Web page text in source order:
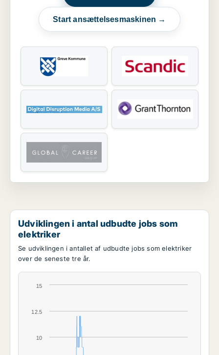
Start ansættelsesmaskinen →
Udviklingen i antal udbudte jobs som
elektriker
Se udviklingen i antallet af udbudte jobs som elektriker
over de seneste tre år.
10
12.5
15